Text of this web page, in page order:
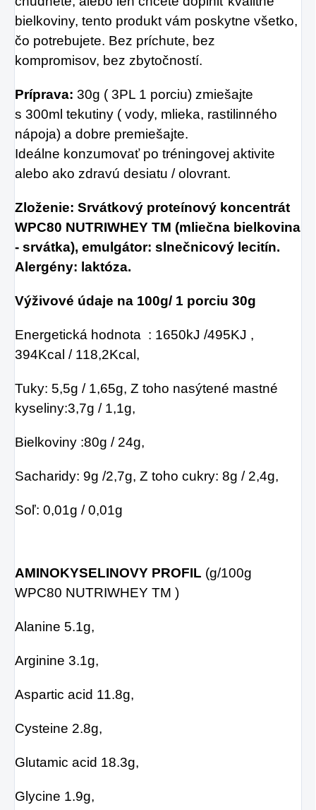
bielkoviny, tento produkt vám poskytne všetko,
čo potrebujete. Bez príchute, bez
kompromisov, bez zbytočností.
Príprava: 30g ( 3PL 1 porciu) zmiešajte
s 300ml tekutiny ( vody, mlieka, rastilinného
nápoja) a dobre premiešajte.
Ideálne konzumovať po tréningovej aktivite
alebo ako zdravú desiatu / olovrant.
Zloženie: Srvátkový proteínový koncentrát
WPC80 NUTRIWHEY TM (mliečna bielkovina
- srvátka), emulgátor: slnečnicový lecitín.
Alergény: laktóza.
Výživové údaje na 100g/ 1 porciu 30g
Energetická hodnota : 1650kJ /495KJ ,
394Kcal / 118,2Kcal,
Tuky: 5,5g / 1,65g, Z toho nasýtené mastné
kyseliny:3,7g / 1,1g,
Bielkoviny :80g / 24g,
Sacharidy: 9g /2,7g, Z toho cukry: 8g / 2,4g,
Soľ: 0,01g / 0,01g
AMINOKYSELINOVY PROFIL (g/100g
WPC80 NUTRIWHEY TM )
Alanine 5.1g,
Arginine 3.1g,
Aspartic acid 11.8g,
Cysteine 2.8g,
Glutamic acid 18.3g,
Glycine 1.9g,